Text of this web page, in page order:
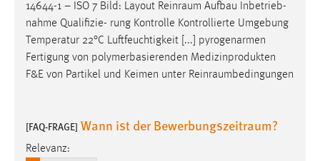
14644-1 – ISO 7 Bild: Layout Reinraum Aufbau Inbetrieb-
nahme Qualifizie- rung Kontrolle Kontrollierte Umgebung
Temperatur 22°C Luftfeuchtigkeit [...] pyrogenarmen
Fertigung von polymerbasierenden Medizinprodukten
F&E von Partikel und Keimen unter Reinraumbedingungen
[FAQ-FRAGE] Wann ist der Bewerbungszeitraum?
Relevanz:
Zweck:
Das Cookie speichert die gewählte Sprache der Website.
Cookie Laufzeit:
MibewSessionID, MIBEW_UserID, mibew_locale, mibew-